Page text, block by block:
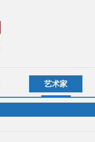
艺术家